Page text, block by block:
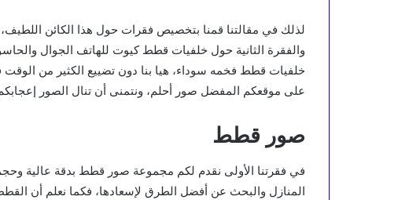
لذلك في مقالتنا قمنا بتخصيص فقرات حول هذا الكائن
والفقرة الثانية حول خلفيات قطط كيوت للهاتف الجوال
خلفيات قطط فخمه سوداء، هيا بنا دون تضييع الكثير من
على موقعكم المفضل صور أحلم، ونتمنى أن تنال الصور إعجابكم
صور قطط
في فقرتنا الأولى نقدم لكم مجموعة صور قطط بدقة عالية وحجم
المنازل والبحث عن أفضل الطرق لإسعادها، فكما نعلم أن